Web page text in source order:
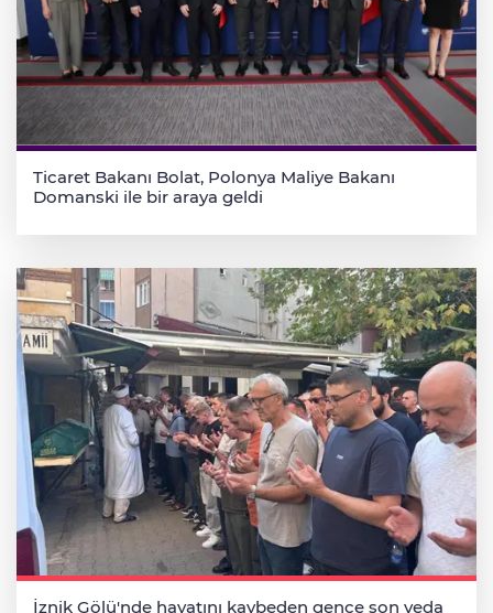
Ticaret Bakanı Bolat, Polonya Maliye Bakanı
Domanski ile bir araya geldi
İznik Gölü'nde hayatını kaybeden gence son veda